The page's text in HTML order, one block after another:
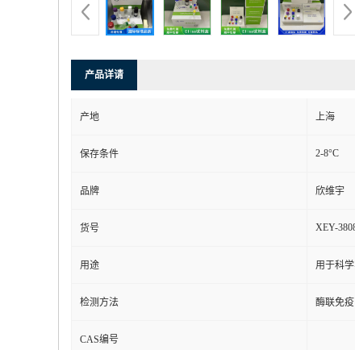
产品详请
产地 上海
保存条件 2-8°C
品牌 欣维宇
货号 XEY-
用途 用于科
检测方法 酶联免疫
CAS编号